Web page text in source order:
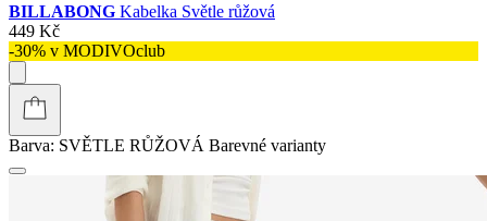
BILLABONG Kabelka Světle růžová
449 Kč
-30% v MODIVOclub
Barva: SVĚTLE RŮŽOVÁ Barevné varianty